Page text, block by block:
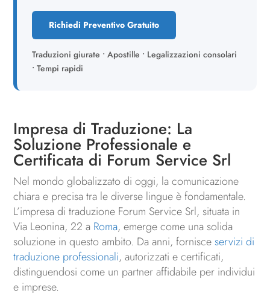
Richiedi Preventivo Gratuito
Traduzioni giurate • Apostille • Legalizzazioni consolari
• Tempi rapidi
Impresa di Traduzione: La
Soluzione Professionale e
Certificata di Forum Service Srl
Nel mondo globalizzato di oggi, la comunicazione
chiara e precisa tra le diverse lingue è fondamentale.
L’impresa di traduzione Forum Service Srl, situata in
Via Leonina, 22 a Roma, emerge come una solida
soluzione in questo ambito. Da anni, fornisceservizi di
traduzione professionali, autorizzati e certificati,
distinguendosi come un partner affidabile per individui
e imprese.